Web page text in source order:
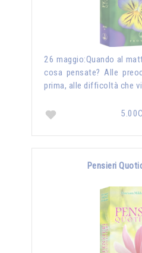
26 maggio:Quando al
cosa pensate? Alle
prima, alle difficoltà che
Pensieri